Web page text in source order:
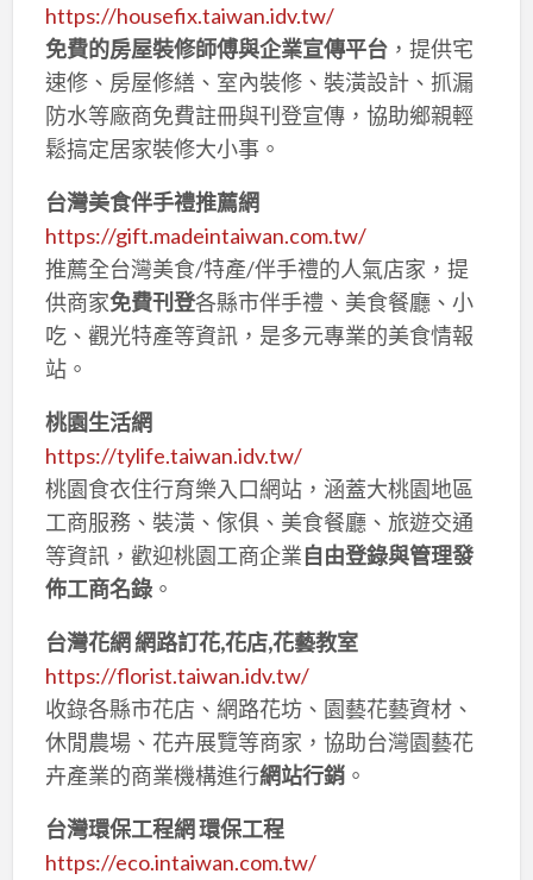
https://housefix.taiwan.idv.tw/
免費的房屋裝修師傅與企業宣傳平台，提供宅
速修、房屋修繕、室內裝修、裝潢設計、抓漏
防水等廠商免費註冊與刊登宣傳，協助鄉親輕
鬆搞定居家裝修大小事。
台灣美食伴手禮推薦網
https://gift.madeintaiwan.com.tw/
推薦全台灣美食/特產/伴手禮的人氣店家，提
供商家免費刊登各縣市伴手禮、美食餐廳、小
吃、觀光特產等資訊，是多元專業的美食情報
站。
桃園生活網
https://tylife.taiwan.idv.tw/
桃園食衣住行育樂入口網站，涵蓋大桃園地區
工商服務、裝潢、傢俱、美食餐廳、旅遊交通
等資訊，歡迎桃園工商企業自由登錄與管理發
佈工商名錄。
台灣花網 網路訂花,花店,花藝教室
https://florist.taiwan.idv.tw/
收錄各縣市花店、網路花坊、園藝花藝資材、
休閒農場、花卉展覽等商家，協助台灣園藝花
卉產業的商業機構進行網站行銷。
台灣環保工程網 環保工程
https://eco.intaiwan.com.tw/